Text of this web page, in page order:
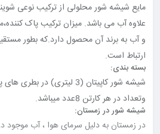
مایع شیشه شور محلولی از ترکیب نوعی
علاوه آب می باشد. میزان ترکیب پاک
و آب به برند آن محصول دارد.که بطور
ارتباط است.
بسته بندی:
وتعداد در هر کارتن 8عدد میباشد.
شیشه شور در زمستان:
در زمستان به دلیل سرمای هوا ، آب